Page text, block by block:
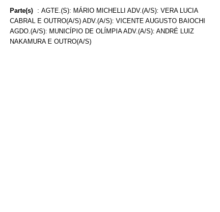
Parte(s) : AGTE.(S): MÁRIO MICHELLI ADV.(A/S): VERA LUCIA
CABRAL E OUTRO(A/S) ADV.(A/S): VICENTE AUGUSTO BAIOCHI
AGDO.(A/S): MUNICÍPIO DE OLÍMPIA ADV.(A/S): ANDRÉ LUIZ
NAKAMURA E OUTRO(A/S)